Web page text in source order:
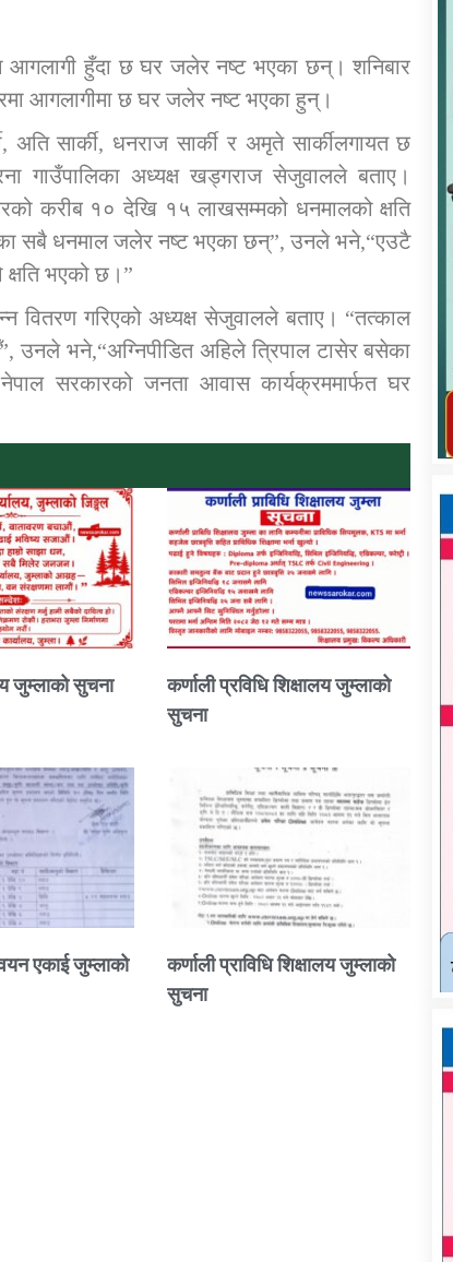
कार्यक्रम कार्यान्वयन एकाई जुम्लाको सुचना
तातोपानी गाउँपालिका जुम्लाको महिला तथा
आगलागी हुँदा छ घर जलेर नष्ट भएका छन्। शनिबार
आगलागीमा छ घर जलेर नष्ट भएका हुन्।
अति सार्की, धनराज सार्की र अमृते सार्कीलगायत छ
गाउँपालिका अध्यक्ष खड्गराज सेजुवालले बताए।
करीब १० देखि १५ लाखसम्मको धनमालको क्षति
सबै धनमाल जलेर नष्ट भएका छन्”, उनले भने,“एउटै
भएको छ।”
वितरण गरिएको अध्यक्ष सेजुवालले बताए। “तत्काल
उनले भने,“अग्निपीडित अहिले त्रिपाल टासेर बसेका
सरकारको जनता आवास कार्यक्रममार्फत घर
जुम्लाको सुचना
कर्णाली प्रविधि शिक्षालय जुम्लाको
सुचना
एकाई जुम्लाको
कर्णाली प्राविधि शिक्षालय जुम्लाको
सुचना